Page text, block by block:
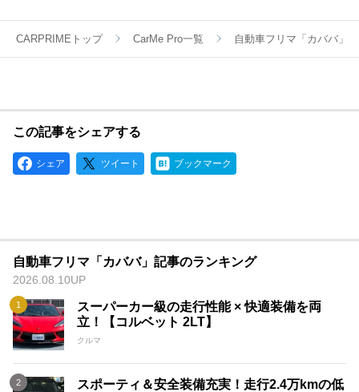
CARPRIMEトップ CarMe Pro一覧 自動車フリマ「カババ」
この記事をシェアする
シェア ツイート ブックマーク
自動車フリマ「カババ」記事のランキング
2026.08.10UP
スーパーカー級の走行性能 × 快適装備を両
立！【コルベット 2LT】
クルマ
スポーティ＆安全装備充実！走行2.4万kmの低